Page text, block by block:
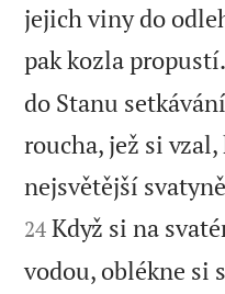
jejich viny do
pak kozla propustí.
do Stanu
roucha, jež si
nejsvětější
24 Když si na
vodou, oblékne si